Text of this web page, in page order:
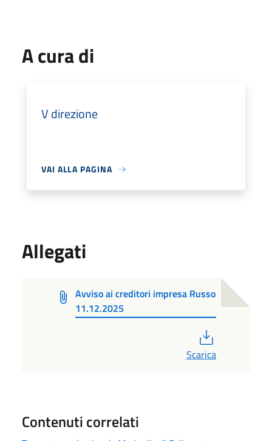
A cura di
V direzione
VAI ALLA PAGINA
Allegati
Avviso ai creditori impresa Russo
11.12.2025
Scarica
Contenuti correlati